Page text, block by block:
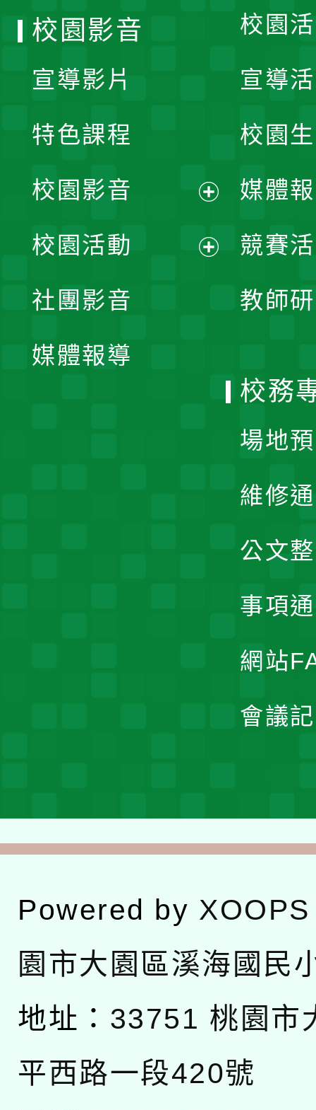
校園
宣導
校園
媒體
競賽
教師
校園影音
宣導影片
特色課程
校園影音
開
校園活動
社團影音
媒體報導
校務
場地
維修
公文
事項
網站
會議
Powered by XOOPS
園市大園區溪海國民
地址： 33751 桃園市
平西路一段420號